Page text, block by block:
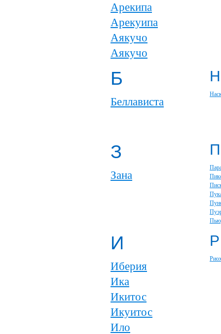
Арекипа
Арекуипа
Аякучо
Аякучо
Б
Беллависта
Н
З
Зана
П
И
Иберия
Ика
Икитос
Икуитос
Ило
Р